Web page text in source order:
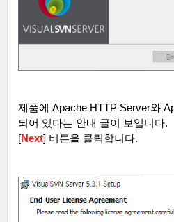
제품에 Apache HTTP Server와
되어 있다는 안내 글이 보입니다.
[Next] 버튼을 클릭합니다.